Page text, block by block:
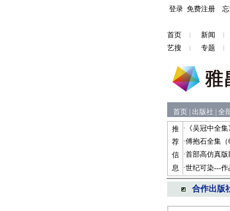
登录 免费注册
首页 新闻
艺搜
专题
首页 出版社 全
推
荐
信
息
· 《吴冠中全集
·傅抱石全集（
·首部高仿真
·世纪可染---作
合作出版